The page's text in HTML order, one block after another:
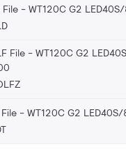
File - WT120C G2
File - WT120C G2
File - WT120C G2